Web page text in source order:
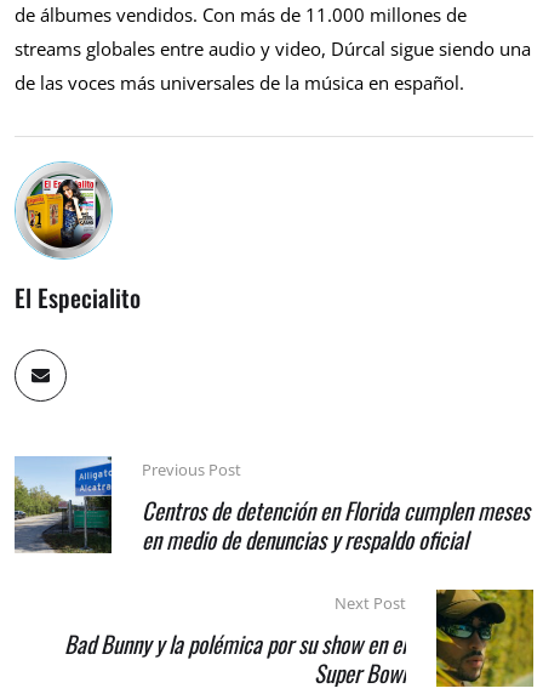
de álbumes vendidos. Con más de 11.000 millones de
streams globales entre audio y video, Dúrcal sigue siendo una
de las voces más universales de la música en español.
El Especialito
Previous Post
Centros de detención en Florida cumplen meses
en medio de denuncias y respaldo oficial
Next Post
Bad Bunny y la polémica por su show en el
Super Bowl